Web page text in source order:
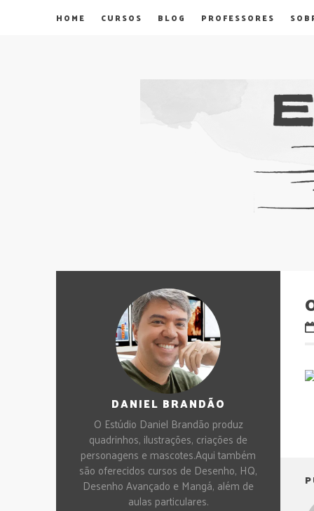
HOME CURSOS BLOG PROFESSORES
DANIEL BRANDÃO
O Estúdio Daniel Brandão produz
quadrinhos, ilustrações, criações de
personagens e mascotes.Aqui também
são oferecidos cursos de Desenho, HQ,
Desenho Avançado e Mangá, além de
aulas particulares.